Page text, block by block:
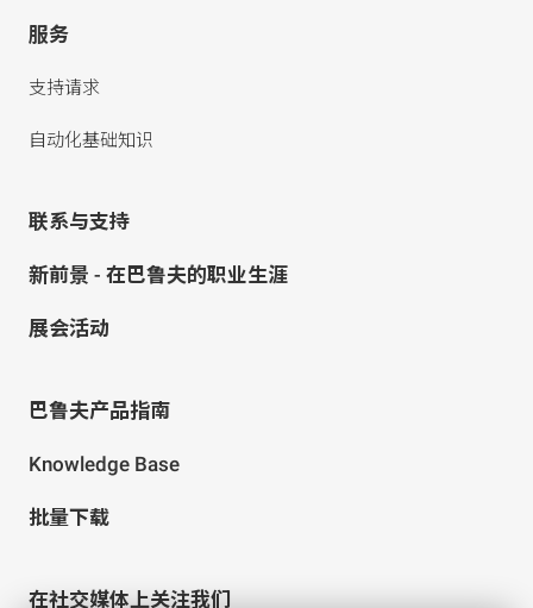
服务
支持请求
自动化基础知识
联系与支持
新前景 - 在巴鲁夫的职业生涯
展会活动
巴鲁夫产品指南
Knowledge Base
批量下载
在社交媒体上关注我们